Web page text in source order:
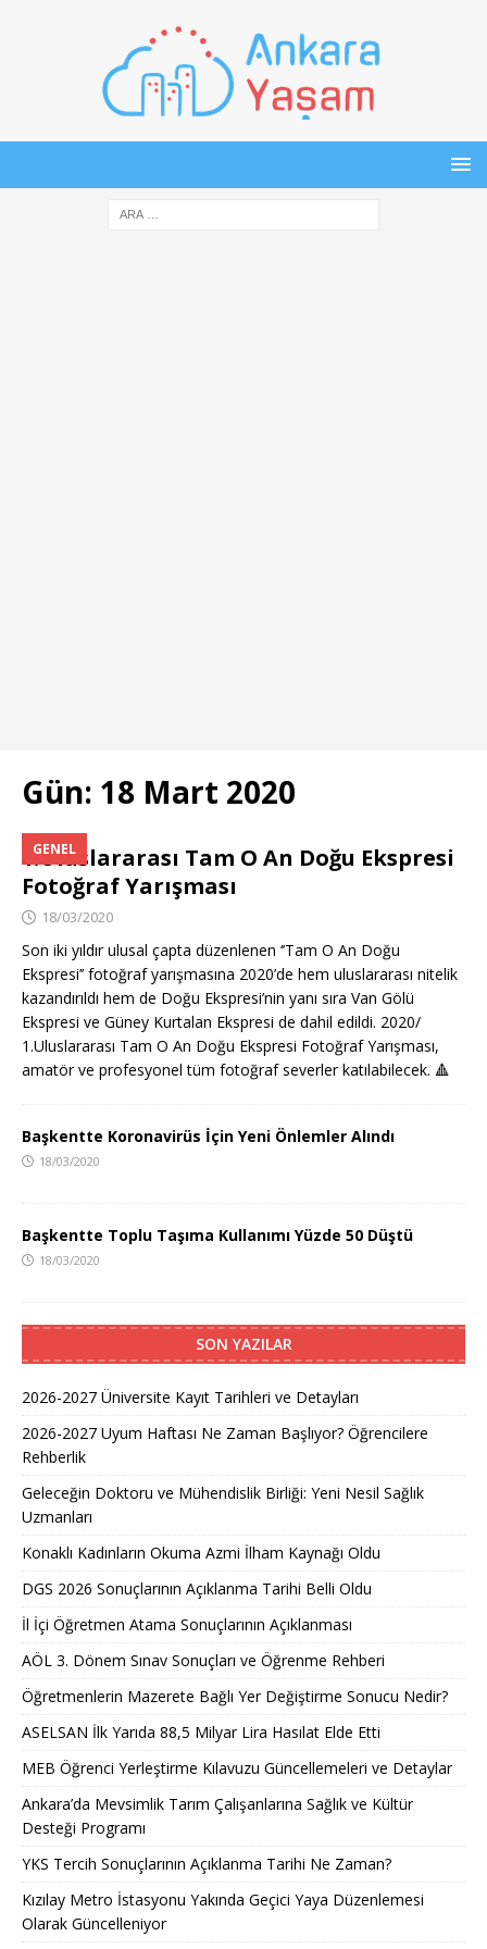
Gün: 18 Mart 2020
GENEL
1.Uluslararası Tam O An Doğu Ekspresi
Fotoğraf Yarışması
18/03/2020
Son iki yıldır ulusal çapta düzenlenen ‘’Tam O An Doğu
Ekspresi’’ fotoğraf yarışmasına 2020’de hem uluslararası nitelik
kazandırıldı hem de Doğu Ekspresi’nin yanı sıra Van Gölü
Ekspresi ve Güney Kurtalan Ekspresi de dahil edildi. 2020/
1.Uluslararası Tam O An Doğu Ekspresi Fotoğraf Yarışması,
amatör ve profesyonel tüm fotoğraf severler katılabilecek. 🔺
Başkentte Koronavirüs İçin Yeni Önlemler Alındı
18/03/2020
Başkentte Toplu Taşıma Kullanımı Yüzde 50 Düştü
18/03/2020
SON YAZILAR
2026-2027 Üniversite Kayıt Tarihleri ve Detayları
2026-2027 Uyum Haftası Ne Zaman Başlıyor? Öğrencilere
Rehberlik
Geleceğin Doktoru ve Mühendislik Birliği: Yeni Nesil Sağlık
Uzmanları
Konaklı Kadınların Okuma Azmi İlham Kaynağı Oldu
DGS 2026 Sonuçlarının Açıklanma Tarihi Belli Oldu
İl İçi Öğretmen Atama Sonuçlarının Açıklanması
AÖL 3. Dönem Sınav Sonuçları ve Öğrenme Rehberi
Öğretmenlerin Mazerete Bağlı Yer Değiştirme Sonucu Nedir?
ASELSAN İlk Yarıda 88,5 Milyar Lira Hasılat Elde Etti
MEB Öğrenci Yerleştirme Kılavuzu Güncellemeleri ve Detaylar
Ankara’da Mevsimlik Tarım Çalışanlarına Sağlık ve Kültür
Desteği Programı
YKS Tercih Sonuçlarının Açıklanma Tarihi Ne Zaman?
Kızılay Metro İstasyonu Yakında Geçici Yaya Düzenlemesi
Olarak Güncelleniyor